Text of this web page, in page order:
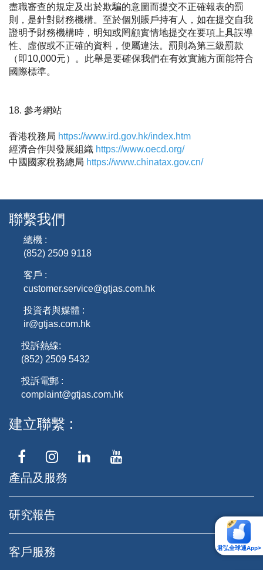
盡職審查的規定及出於欺騙的意圖而提交不正確報表的罰
則，是針對財務機構。至於個別賬戶持有人，如在提交自我
證明予財務機構時，明知或罔顧實情地提交在要項上具誤導
性、虛假或不正確的資料，便屬違法。罰則為第三級罰款
（即10,000元）。此舉是要確保我們在有效實施方面能符合
國際標準。
18. 參考網站
香港稅務局 https://www.ird.gov.hk/index.htm
經濟合作與發展組織 https://www.oecd.org/
中國國家稅務總局 https://www.chinatax.gov.cn/
君弘全球通App>
聯繫我們
總機 :
(852) 2509 9118
客戶 :
customer.service@gtjas.com.hk
投資者與媒體 :
ir@gtjas.com.hk
投訴熱線:
(852) 2509 5432
投訴電郵 :
complaint@gtjas.com.hk
建立聯繫
產品及服務
研究報告
客戶服務